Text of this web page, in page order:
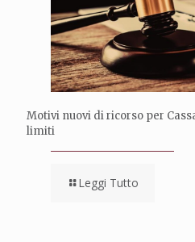
Motivi nuovi di ricorso per
limiti
Leggi Tutto